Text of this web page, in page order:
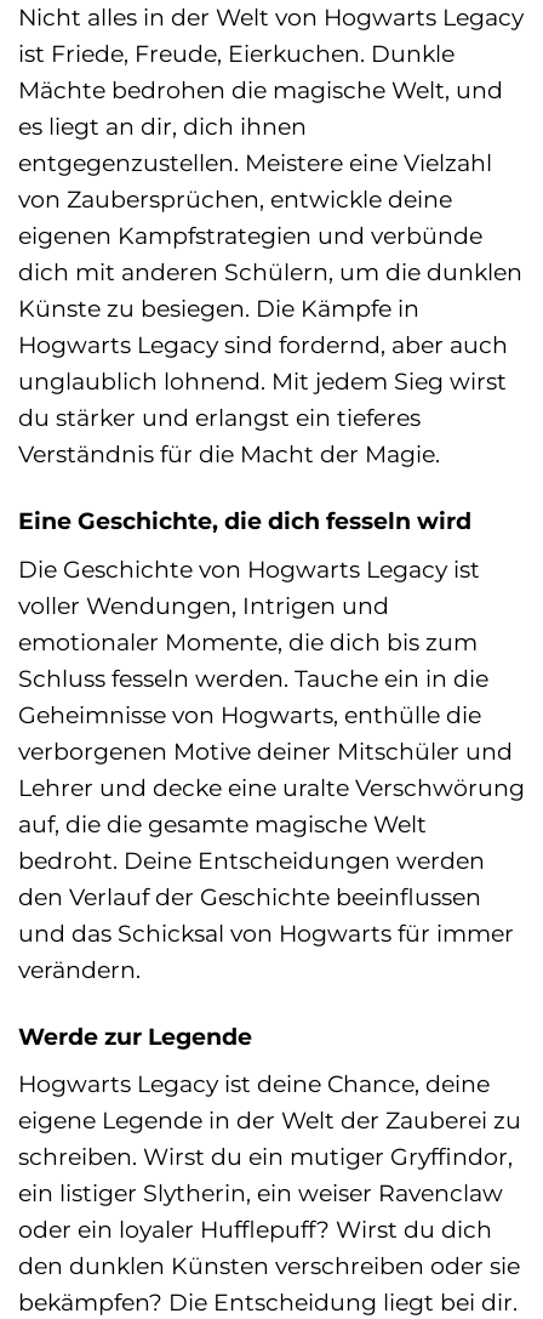
Nicht alles in der Welt von Hogwarts Legacy
ist Friede, Freude, Eierkuchen. Dunkle
Mächte bedrohen die magische Welt, und
es liegt an dir, dich ihnen
entgegenzustellen. Meistere eine Vielzahl
von Zaubersprüchen, entwickle deine
eigenen Kampfstrategien und verbünde
dich mit anderen Schülern, um die dunklen
Künste zu besiegen. Die Kämpfe in
Hogwarts Legacy sind fordernd, aber auch
unglaublich lohnend. Mit jedem Sieg wirst
du stärker und erlangst ein tieferes
Verständnis für die Macht der Magie.
Eine Geschichte, die dich fesseln wird
Die Geschichte von Hogwarts Legacy ist
voller Wendungen, Intrigen und
emotionaler Momente, die dich bis zum
Schluss fesseln werden. Tauche ein in die
Geheimnisse von Hogwarts, enthülle die
verborgenen Motive deiner Mitschüler und
Lehrer und decke eine uralte Verschwörung
auf, die die gesamte magische Welt
bedroht. Deine Entscheidungen werden
den Verlauf der Geschichte beeinflussen
und das Schicksal von Hogwarts für immer
verändern.
Werde zur Legende
Hogwarts Legacy ist deine Chance, deine
eigene Legende in der Welt der Zauberei zu
schreiben. Wirst du ein mutiger Gryffindor,
ein listiger Slytherin, ein weiser Ravenclaw
oder ein loyaler Hufflepuff? Wirst du dich
den dunklen Künsten verschreiben oder sie
bekämpfen? Die Entscheidung liegt bei dir.